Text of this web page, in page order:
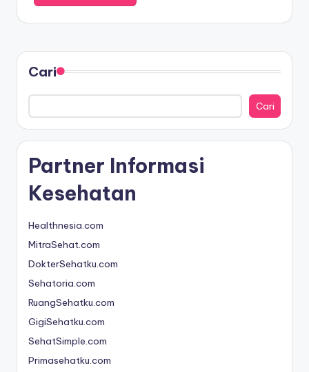
Cari
Cari
Partner Informasi
Kesehatan
Healthnesia.com
MitraSehat.com
DokterSehatku.com
Sehatoria.com
RuangSehatku.com
GigiSehatku.com
SehatSimple.com
Primasehatku.com